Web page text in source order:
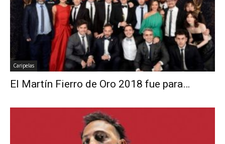
Caripelas
El Martín Fierro de Oro 2018 fue para…